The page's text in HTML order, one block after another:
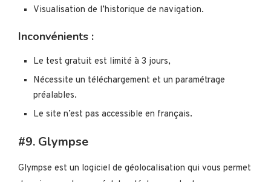
Visualisation de l’historique de navigation.
Inconvénients :
Le test gratuit est limité à 3 jours,
Nécessite un téléchargement et un paramétrage
préalables.
Le site n’est pas accessible en français.
#9. Glympse
Glympse est un logiciel de géolocalisation qui vous permet